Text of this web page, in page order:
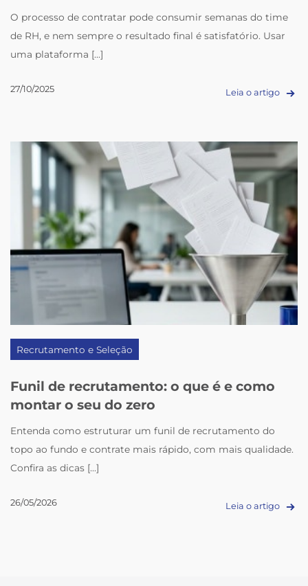
O processo de contratar pode consumir semanas do time
de RH, e nem sempre o resultado final é satisfatório. Usar
uma plataforma [...]
27/10/2025 Leia o artigo
Recrutamento e Seleção
Funil de recrutamento: o que é e como
montar o seu do zero
Entenda como estruturar um funil de recrutamento do
topo ao fundo e contrate mais rápido, com mais qualidade.
Confira as dicas [...]
26/05/2026 Leia o artigo